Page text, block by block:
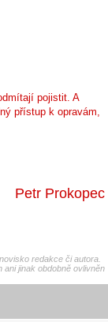
pojistit. A
přístup k opravám,
Petr Prokopec
redakce či autora.
jinak obdobně ovlivněn